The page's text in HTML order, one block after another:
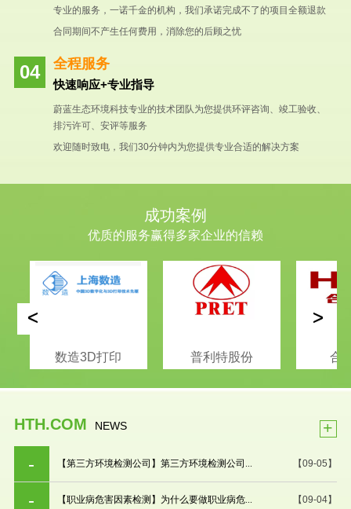
专业的服务，一诺千金的机构，我们承诺完成不了的项目全额退款
合同期间不产生任何费用，消除您的后顾之忧
全程服务
快速响应+专业指导
蔚蓝生态环境科技专业的技术团队为您提供环评咨询、竣工验收、
排污许可、安评等服务
欢迎随时致电，我们30分钟内为您提供专业合适的解决方案
成功案例
优质的服务赢得多家企业的信赖
数造3D打印 普利特股份 合
< >
HTH.COM NEWS +
【09-05】
【第三方环境检测公司】第三方环境检测公司...
【09-04】
【职业病危害因素检测】为什么要做职业病危...